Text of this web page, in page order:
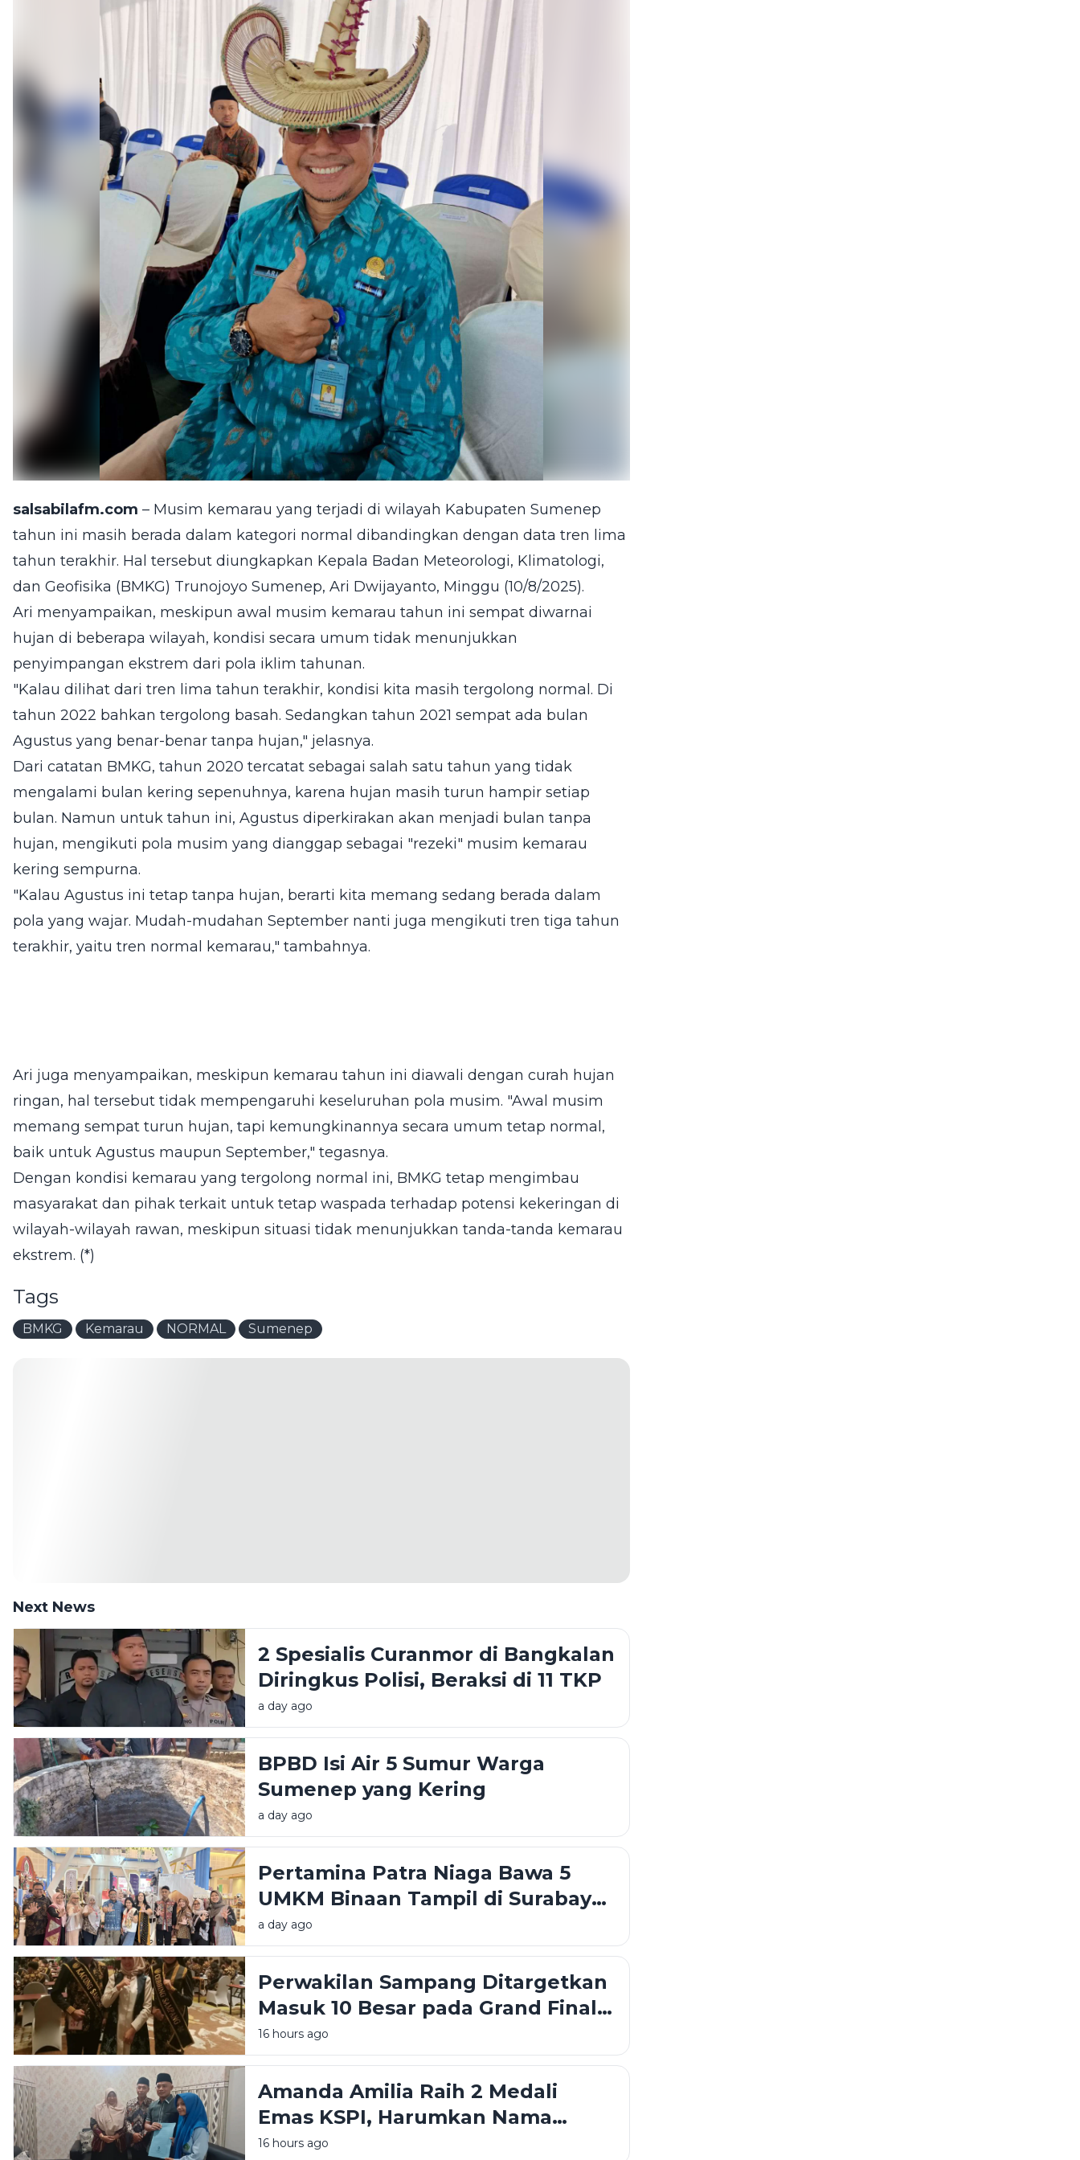
salsabilafm.com – Musim kemarau yang terjadi di wilayah Kabupaten Sumenep
tahun ini masih berada dalam kategori normal dibandingkan dengan data tren lima
tahun terakhir. Hal tersebut diungkapkan Kepala Badan Meteorologi, Klimatologi,
dan Geofisika (BMKG) Trunojoyo Sumenep, Ari Dwijayanto, Minggu (10/8/2025).
Ari menyampaikan, meskipun awal musim kemarau tahun ini sempat diwarnai
hujan di beberapa wilayah, kondisi secara umum tidak menunjukkan
penyimpangan ekstrem dari pola iklim tahunan.
"Kalau dilihat dari tren lima tahun terakhir, kondisi kita masih tergolong normal. Di
tahun 2022 bahkan tergolong basah. Sedangkan tahun 2021 sempat ada bulan
Agustus yang benar-benar tanpa hujan," jelasnya.
Dari catatan BMKG, tahun 2020 tercatat sebagai salah satu tahun yang tidak
mengalami bulan kering sepenuhnya, karena hujan masih turun hampir setiap
bulan. Namun untuk tahun ini, Agustus diperkirakan akan menjadi bulan tanpa
hujan, mengikuti pola musim yang dianggap sebagai "rezeki" musim kemarau
kering sempurna.
"Kalau Agustus ini tetap tanpa hujan, berarti kita memang sedang berada dalam
pola yang wajar. Mudah-mudahan September nanti juga mengikuti tren tiga tahun
terakhir, yaitu tren normal kemarau," tambahnya.
Ari juga menyampaikan, meskipun kemarau tahun ini diawali dengan curah hujan
ringan, hal tersebut tidak mempengaruhi keseluruhan pola musim. "Awal musim
memang sempat turun hujan, tapi kemungkinannya secara umum tetap normal,
baik untuk Agustus maupun September," tegasnya.
Dengan kondisi kemarau yang tergolong normal ini, BMKG tetap mengimbau
masyarakat dan pihak terkait untuk tetap waspada terhadap potensi kekeringan di
wilayah-wilayah rawan, meskipun situasi tidak menunjukkan tanda-tanda kemarau
ekstrem. (*)
Tags
BMKG Kemarau NORMAL Sumenep
Next News
2 Spesialis Curanmor di Bangkalan
Diringkus Polisi, Beraksi di 11 TKP
a day ago
BPBD Isi Air 5 Sumur Warga
Sumenep yang Kering
a day ago
Pertamina Patra Niaga Bawa 5
UMKM Binaan Tampil di Surabaya
Great Expo 2026
a day ago
Perwakilan Sampang Ditargetkan
Masuk 10 Besar pada Grand Final
Raka Raki Jatim 2026
16 hours ago
Amanda Amilia Raih 2 Medali
Emas KSPI, Harumkan Nama
Sampang di Tingkat Nasional
16 hours ago